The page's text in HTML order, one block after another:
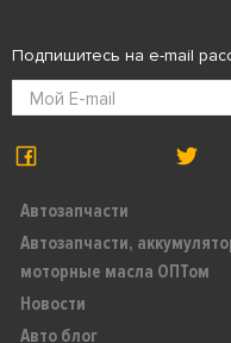
Автозапчасти
Автозапчасти,
моторные масла ОПТом
Новости
Авто блог
Подпишитесь на e-mail